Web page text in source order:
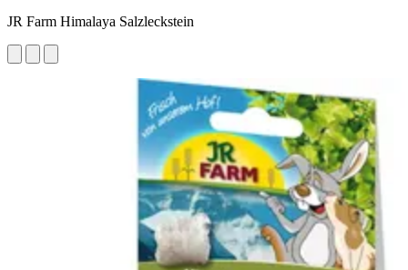
JR Farm Himalaya Salzleckstein